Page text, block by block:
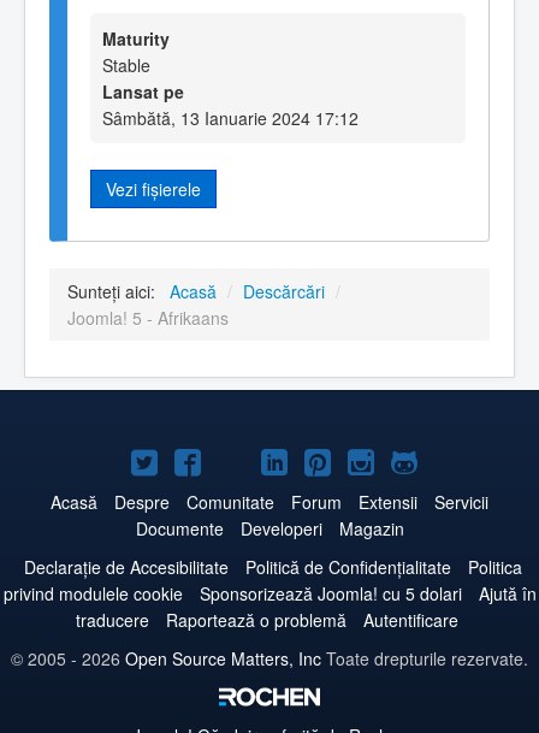
Maturity
Stable
Lansat pe
Sâmbătă, 13 Ianuarie 2024 17:12
Vezi fișierele
Sunteți aici: Acasă / Descărcări /
Joomla! 5 - Afrikaans
Joomla!
pe
Twitter
Joomla!
pe
Facebook
Joomla!
pe
YouTube
Joomla!
pe
LinkedIn
Joomla!
pe
Pinterest
Joomla!
pe
Instagram
Joomla!
pe
Acasă Despre Comunitate Forum Extensii
Servicii
Documente
Developeri
Magazin
Declarație de Accesibilitate
Politică de Confidențialitate
Politica
privind modulele cookie
Sponsorizează Joomla! cu 5 dolari
Ajută în
traducere
Raportează o problemă
Autentificare
© 2005 - 2026 Open Source Matters, Inc Toate drepturile rezervate.